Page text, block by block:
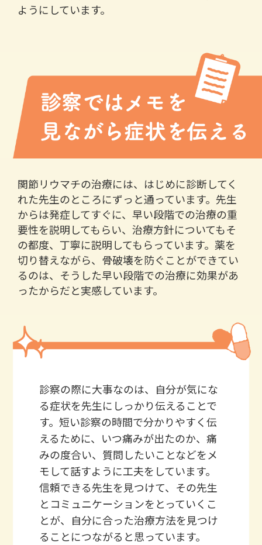
ようにしています。
関節リウマチの治療には、はじめに診断してく
れた先生のところにずっと通っています。先生
からは発症してすぐに、早い段階での治療の重
要性を説明してもらい、治療方針についてもそ
の都度、丁寧に説明してもらっています。薬を
切り替えながら、骨破壊を防ぐことができてい
るのは、そうした早い段階での治療に効果があ
ったからだと実感しています。
診察の際に大事なのは、自分が気にな
る症状を先生にしっかり伝えることで
す。短い診察の時間で分かりやすく伝
えるために、いつ痛みが出たのか、痛
みの度合い、質問したいことなどをメ
モして話すように工夫をしています。
信頼できる先生を見つけて、その先生
とコミュニケーションをとっていくこ
とが、自分に合った治療方法を見つけ
ることにつながると思っています。